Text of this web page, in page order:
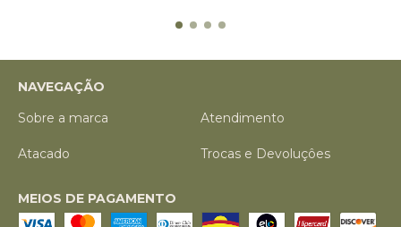
NAVEGAÇÃO
Sobre a marca
Atendimento
Atacado Trocas e Devoluçôes
MEIOS DE PAGAMENTO